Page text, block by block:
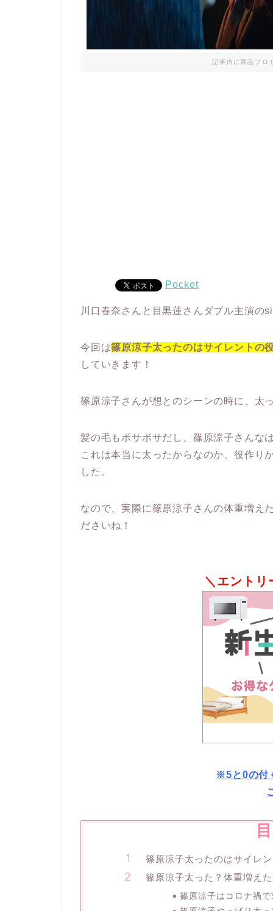
記事内に商品プロ
Pocket
川口春奈さんと目黒蓮さんダブル主演の
今回は篠原涼子太ったのはサイレントの
していきます！
篠原涼子さんが想とのシーンの時に、太
髪の毛もボサボサだし、篠原涼子さんな
これは本当に太ったからなのか、役作り
した。
なので、実際に篠原涼子さんの体重増え
ださいね！
＼エントリ
※5と0の付
篠原涼子太ったのはサイレ
篠原涼子太った？体重増え
篠原涼子はコロナ禍